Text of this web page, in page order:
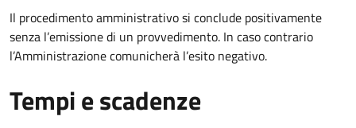
Il procedimento amministrativo si conclude positivamente
senza l’emissione di un provvedimento. In caso contrario
l’Amministrazione comunicherà l’esito negativo.
Tempi e scadenze